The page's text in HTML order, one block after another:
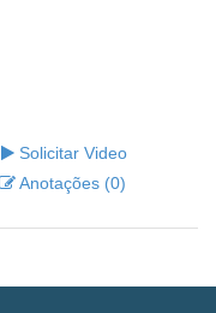
Solicitar Video
Anotações (0)